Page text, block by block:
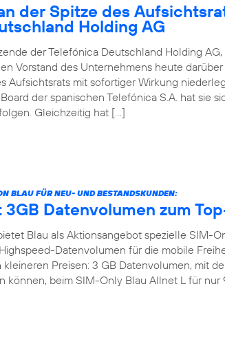
der Spitze des
Holding AG
der Telefónica Deutschland Holding AG,
Vorstand des Unternehmens heute darüber
Aufsichtsrats mit sofortiger Wirkung
der spanischen Telefónica S.A. hat sie
Gleichzeitig hat […]
BLAU FÜR NEU- UND BESTANDSKUNDEN:
Datenvolumen zum
Blau als Aktionsangebot spezielle SIM-
Datenvolumen für die mobile
Preisen: 3 GB Datenvolumen, mit
können, beim SIM-Only Blau Allnet L für nur